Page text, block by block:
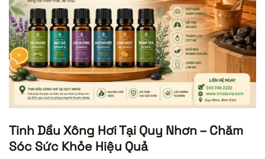
Tinh Dầu Xông Hơi Tại Quy Nhơn – Chăm
Sóc Sức Khỏe Hiệu Quả